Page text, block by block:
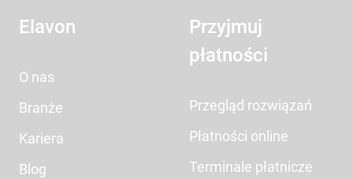
Elavon
O nas
Branże
Kariera
Blog
Przyjmuj
płatności
Przegląd rozwiązań
Płatności online
Terminale płatnicze